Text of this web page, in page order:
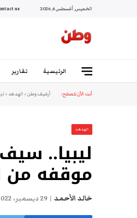
الخميس, أغسطس 6, 2026 us
الرئيسية تقارير
أنت الآن تتصفح: أرشيف وطن»الهدهد»
الهدهد
ليبيا..
موقفه من
خالد الأحمد 29 ديسمبر، 2022